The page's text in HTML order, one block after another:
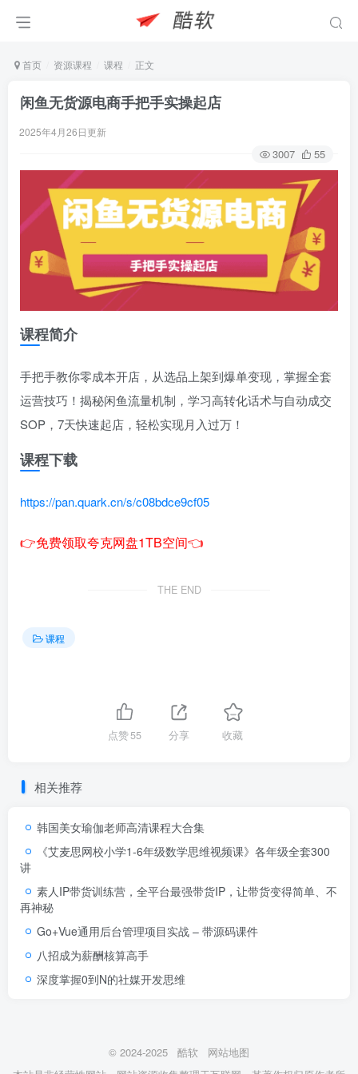
首页 资源课程 课程 正文
闲鱼无货源电商手把手实操起店
2025年4月26日更新
3007 55
课程简介
手把手教你零成本开店，从选品上架到爆单变现，掌握全套
运营技巧！揭秘闲鱼流量机制，学习高转化话术与自动成交
SOP，7天快速起店，轻松实现月入过万！
课程下载
https://pan.quark.cn/s/c08bdce9cf05
👉免费领取夸克网盘1TB空间👈
THE END
课程
点赞55 分享 收藏
相关推荐
韩国美女瑜伽老师高清课程大合集
《艾麦思网校小学1-6年级数学思维视频课》各年级全套300
讲
素人IP带货训练营，全平台最强带货IP，让带货变得简单、不
再神秘
Go+Vue通用后台管理项目实战 – 带源码课件
八招成为薪酬核算高手
深度掌握0到N的社媒开发思维
© 2024-2025 酷软
网站地图